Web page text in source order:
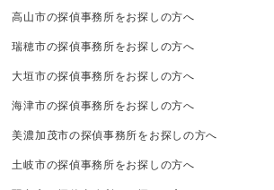
高山市の探偵事務所をお探しの方へ
瑞穂市の探偵事務所をお探しの方へ
大垣市の探偵事務所をお探しの方へ
海津市の探偵事務所をお探しの方へ
美濃加茂市の探偵事務所をお探しの方へ
土岐市の探偵事務所をお探しの方へ